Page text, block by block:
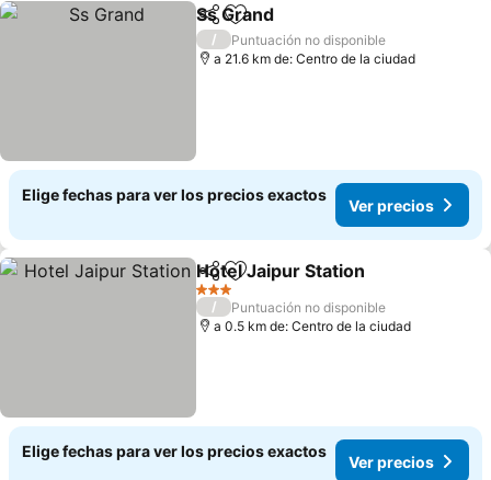
CompartirAgregar a favoritos
Ss Grand
/
Puntuación no disponible
a 21.6 km de: Centro de la ciudad
Elige fechas para ver los precios exactos
Ver precios
CompartirAgregar a favoritos
Hotel Jaipur Station
3 Estrellas
/
Puntuación no disponible
a 0.5 km de: Centro de la ciudad
Elige fechas para ver los precios exactos
Ver precios